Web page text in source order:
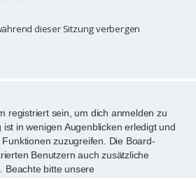
dieser Sitzung verbergen
registriert sein, um dich anmelden zu
in wenigen Augenblicken erledigt und
zuzugreifen. Die Board-
Benutzern auch zusätzliche
Beachte bitte unsere